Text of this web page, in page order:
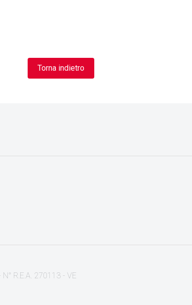
Torna indietro
R.E.A. 270113 - VE